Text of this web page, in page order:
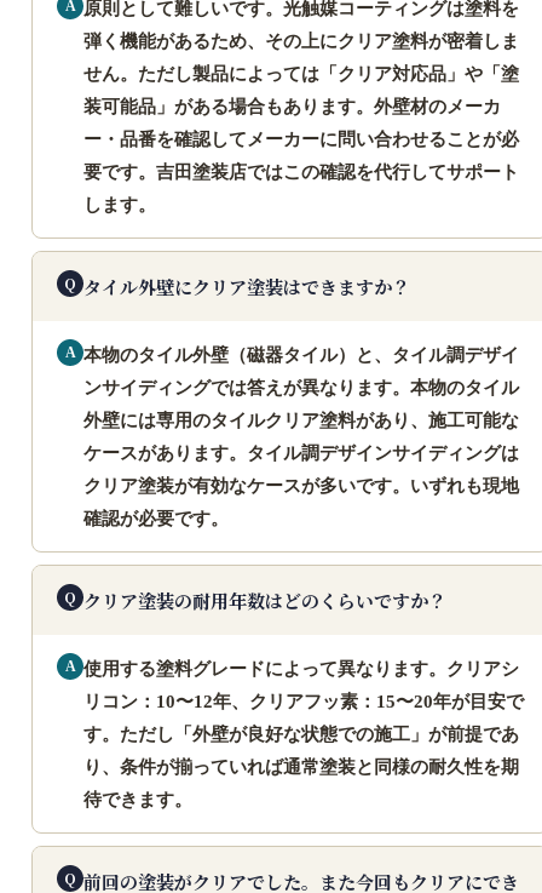
原則として難しいです。光触媒コーティングは塗料を
弾く機能があるため、その上にクリア塗料が密着しま
せん。ただし製品によっては「クリア対応品」や「塗
装可能品」がある場合もあります。外壁材のメーカ
ー・品番を確認してメーカーに問い合わせることが必
要です。吉田塗装店ではこの確認を代行してサポート
します。
タイル外壁にクリア塗装はできますか？
本物のタイル外壁（磁器タイル）と、タイル調デザイ
ンサイディングでは答えが異なります。本物のタイル
外壁には専用のタイルクリア塗料があり、施工可能な
ケースがあります。タイル調デザインサイディングは
クリア塗装が有効なケースが多いです。いずれも現地
確認が必要です。
クリア塗装の耐用年数はどのくらいですか？
使用する塗料グレードによって異なります。クリアシ
リコン：10〜12年、クリアフッ素：15〜20年が目安で
す。ただし「外壁が良好な状態での施工」が前提であ
り、条件が揃っていれば通常塗装と同様の耐久性を期
待できます。
前回の塗装がクリアでした。また今回もクリアにでき